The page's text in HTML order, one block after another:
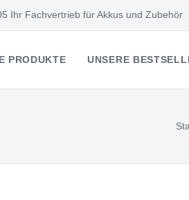
Ihr Fachvertrieb für Akkus und Zubehör
PRODUKTE UNSERE